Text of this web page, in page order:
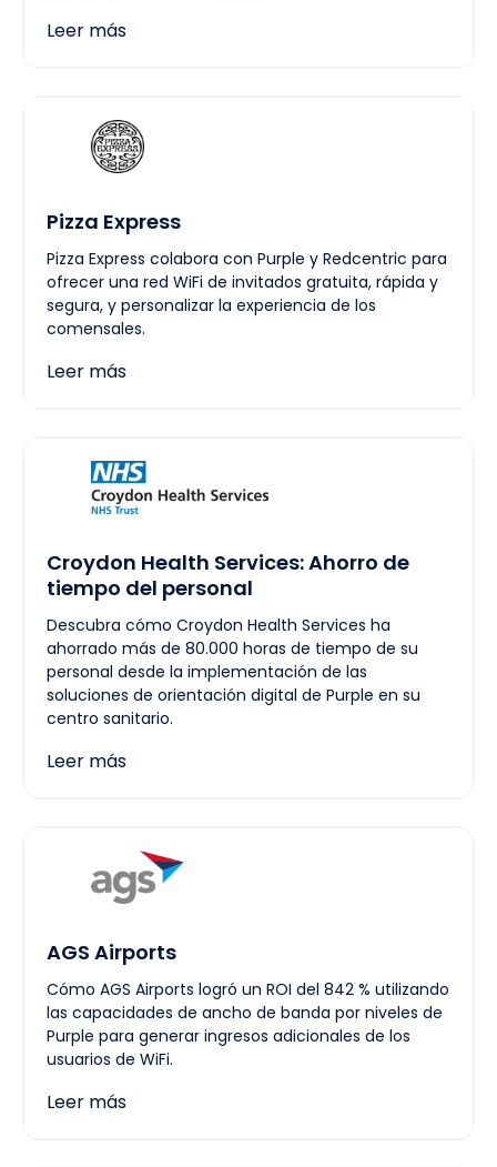
Leer más
Pizza Express
Pizza Express colabora con Purple y Redcentric para
ofrecer una red WiFi de invitados gratuita, rápida y
segura, y personalizar la experiencia de los
comensales.
Leer más
Croydon Health Services: Ahorro de
tiempo del personal
Descubra cómo Croydon Health Services ha
ahorrado más de 80.000 horas de tiempo de su
personal desde la implementación de las
soluciones de orientación digital de Purple en su
centro sanitario.
Leer más
AGS Airports
Cómo AGS Airports logró un ROI del 842 % utilizando
las capacidades de ancho de banda por niveles de
Purple para generar ingresos adicionales de los
usuarios de WiFi.
Leer más